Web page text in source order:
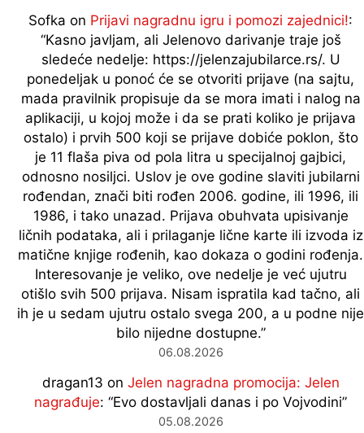
Sofka on Prijavi nagradnu igru i pomozi zajednici!:
“Kasno javljam, ali Jelenovo darivanje traje još
sledeće nedelje: https://jelenzajubilarce.rs/. U
ponedeljak u ponoć će se otvoriti prijave (na sajtu,
mada pravilnik propisuje da se mora imati i nalog na
aplikaciji, u kojoj može i da se prati koliko je prijava
ostalo) i prvih 500 koji se prijave dobiće poklon, što
je 11 flaša piva od pola litra u specijalnoj gajbici,
odnosno nosiljci. Uslov je ove godine slaviti jubilarni
rođendan, znači biti rođen 2006. godine, ili 1996, ili
1986, i tako unazad. Prijava obuhvata upisivanje
ličnih podataka, ali i prilaganje lične karte ili izvoda iz
matične knjige rođenih, kao dokaza o godini rođenja.
Interesovanje je veliko, ove nedelje je već ujutru
otišlo svih 500 prijava. Nisam ispratila kad tačno, ali
ih je u sedam ujutru ostalo svega 200, a u podne nije
bilo nijedne dostupne.”
06.08.2026
dragan13 on Jelen nagradna promocija: Jelen
nagrađuje: “Evo dostavljali danas i po Vojvodini”
05.08.2026